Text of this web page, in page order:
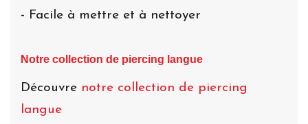
- Facile à mettre et à nettoyer
Notre collection de piercing langue
Découvre notre collection de piercing
langue